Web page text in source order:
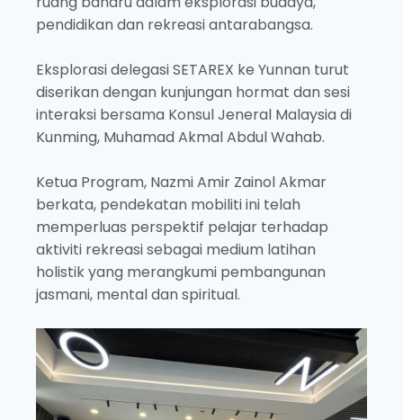
pendidikan dan rekreasi antarabangsa.
Eksplorasi delegasi SETAREX ke Yunnan turut
diserikan dengan kunjungan hormat dan sesi
interaksi bersama Konsul Jeneral Malaysia di
Kunming, Muhamad Akmal Abdul Wahab.
Ketua Program, Nazmi Amir Zainol Akmar
berkata, pendekatan mobiliti ini telah
memperluas perspektif pelajar terhadap
aktiviti rekreasi sebagai medium latihan
holistik yang merangkumi pembangunan
jasmani, mental dan spiritual.